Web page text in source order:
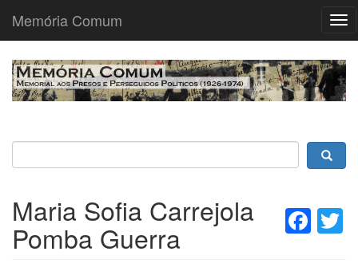
Passar
para
Memória Comum
Maria Sofia Carrejola
Pomba Guerra